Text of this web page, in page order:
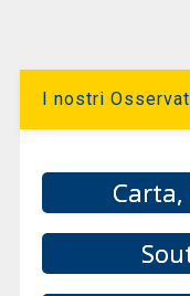
I nostri